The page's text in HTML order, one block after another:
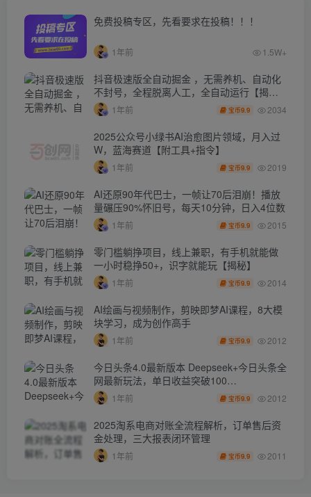
免费投稿专区，先看要求在投稿！！！
1年前 1.5W+
抖音极速版全自动掘金 ，无需养机、自动化
不封号，全程脱离人工，全自动运行【揭
秘】 1年前 宝币9.9 2034
2025公众号小绿书AI治愈图片领域，月入过
W，蓝海赛道【附工具+指令】
1年前 宝币9.9 2019
AI还原90年代巴士，一帧让70后泪崩！播放
量碾压90%怀旧号，每天10分钟，日入4位数
1年前 宝币9.9 2015
零门槛躺挣项目，线上兼职，有手机就能做
一小时稳挣50+，识字就能玩【揭秘】
1年前 宝币9.9 2014
AI绘画与视频制作，剪映即梦AI课程，8大模
块学习，成为创作高手
1年前 宝币9.9 2012
今日头条4.0最新版本 Deepseek+今日头条全
网最新玩法，单日收益突破100…
1年前 宝币9.9 2012
2025淘系电商对账全流程解析，订单售后资
金处理，三大报表闭环管理
1年前 宝币9.9 2011